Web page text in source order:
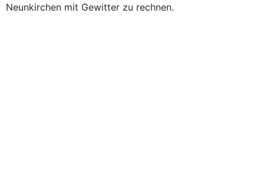
Neunkirchen mit Gewitter zu rechnen.